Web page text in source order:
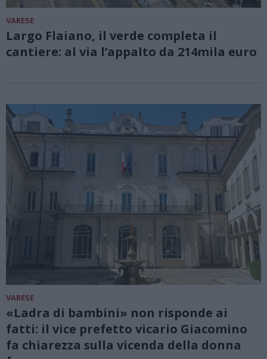
VARESE
Largo Flaiano, il verde completa il
cantiere: al via l’appalto da 214mila euro
VARESE
«Ladra di bambini» non risponde ai
fatti: il vice prefetto vicario Giacomino
fa chiarezza sulla vicenda della donna